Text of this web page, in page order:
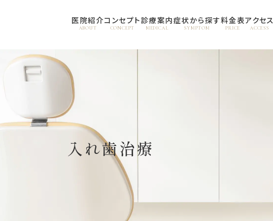
医院紹介
ABOUT
コンセプト
CONCEPT
診療案内
MEDICAL
症状から探す
SYMPTOM
料金表
PRICE
アクセス
ACCESS
入れ歯治療